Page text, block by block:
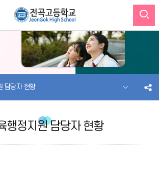
담당자 현황
행정지원 담당자 현황